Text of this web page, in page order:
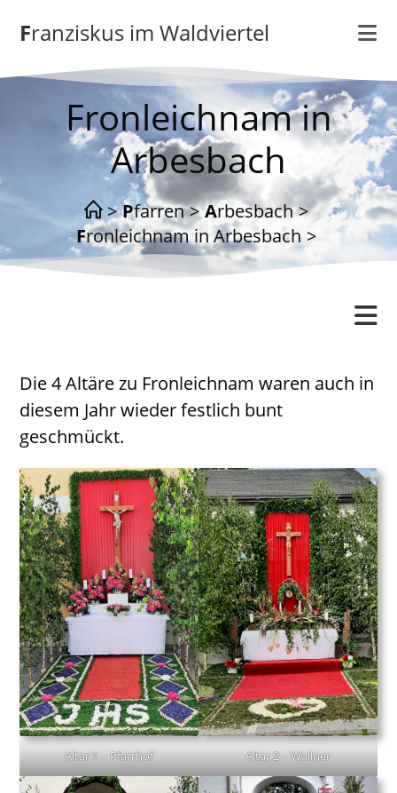
Inhalt
springenFranziskus im Waldviertel
Fronleichnam in
Arbesbach
> Pfarren > Arbesbach >
Fronleichnam in Arbesbach >
Gottesdienstordnung
Katholisches Bildungswerk
Kontakt
Neuigkeiten
PGR / PKR
Die 4 Altäre zu Fronleichnam waren auch in
diesem Jahr wieder festlich bunt
geschmückt.
Altar 1 – Pfarrhof Altar 2 – Wallner